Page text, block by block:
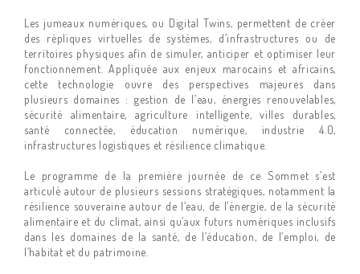
Les jumeaux numériques, ou Digital Twins, permettent de créer
des répliques virtuelles de systèmes, d’infrastructures ou de
territoires physiques afin de simuler, anticiper et optimiser leur
fonctionnement. Appliquée aux enjeux marocains et africains,
cette technologie ouvre des perspectives majeures dans
plusieurs domaines : gestion de l’eau, énergies renouvelables,
sécurité alimentaire, agriculture intelligente, villes durables,
santé connectée, éducation numérique, industrie 4.0,
infrastructures logistiques et résilience climatique.
Le programme de la première journée de ce Sommet s’est
articulé autour de plusieurs sessions stratégiques, notamment la
résilience souveraine autour de l’eau, de l’énergie, de la sécurité
alimentaire et du climat, ainsi qu’aux futurs numériques inclusifs
dans les domaines de la santé, de l’éducation, de l’emploi, de
l’habitat et du patrimoine.